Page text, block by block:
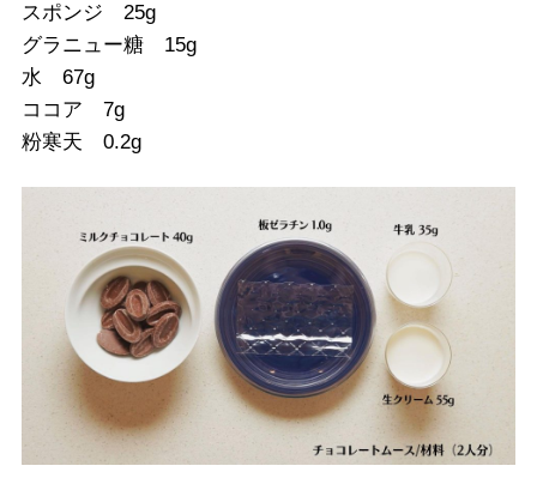
スポンジ 25g
グラニュー糖 15g
水 67g
ココア 7g
粉寒天 0.2g